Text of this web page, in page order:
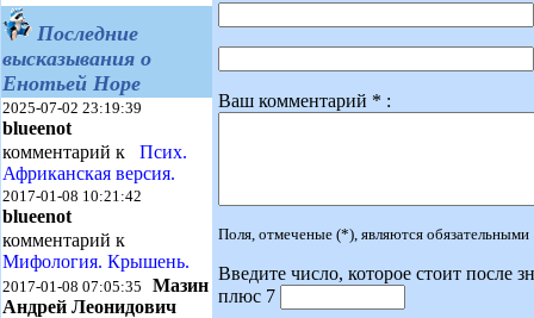
Последние
высказывания о
Енотьей Норе
2025-07-02 23:19:39
blueenot
комментарий к Псих.
Африканская версия.
2017-01-08 10:21:42
blueenot
комментарий к
Мифология. Крышень.
2017-01-08 07:05:35 Мазин
Андрей Леонидович
Ваш комментарий * :
Поля, отмеченые (*), являются обязательными
Введите число, которое стоит после
плюс 7